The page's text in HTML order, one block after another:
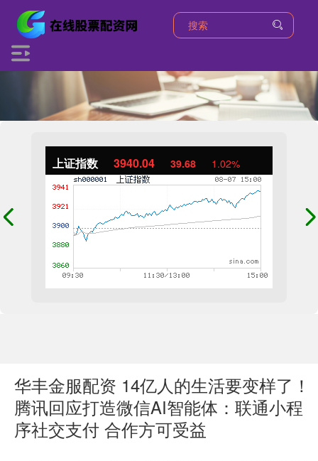
上证指数 3940.04 39.68 1.02%
华丰金服配资 14亿人的生活要变样了！
腾讯回应打造微信AI智能体：联通小程
序社交支付 合作方可受益